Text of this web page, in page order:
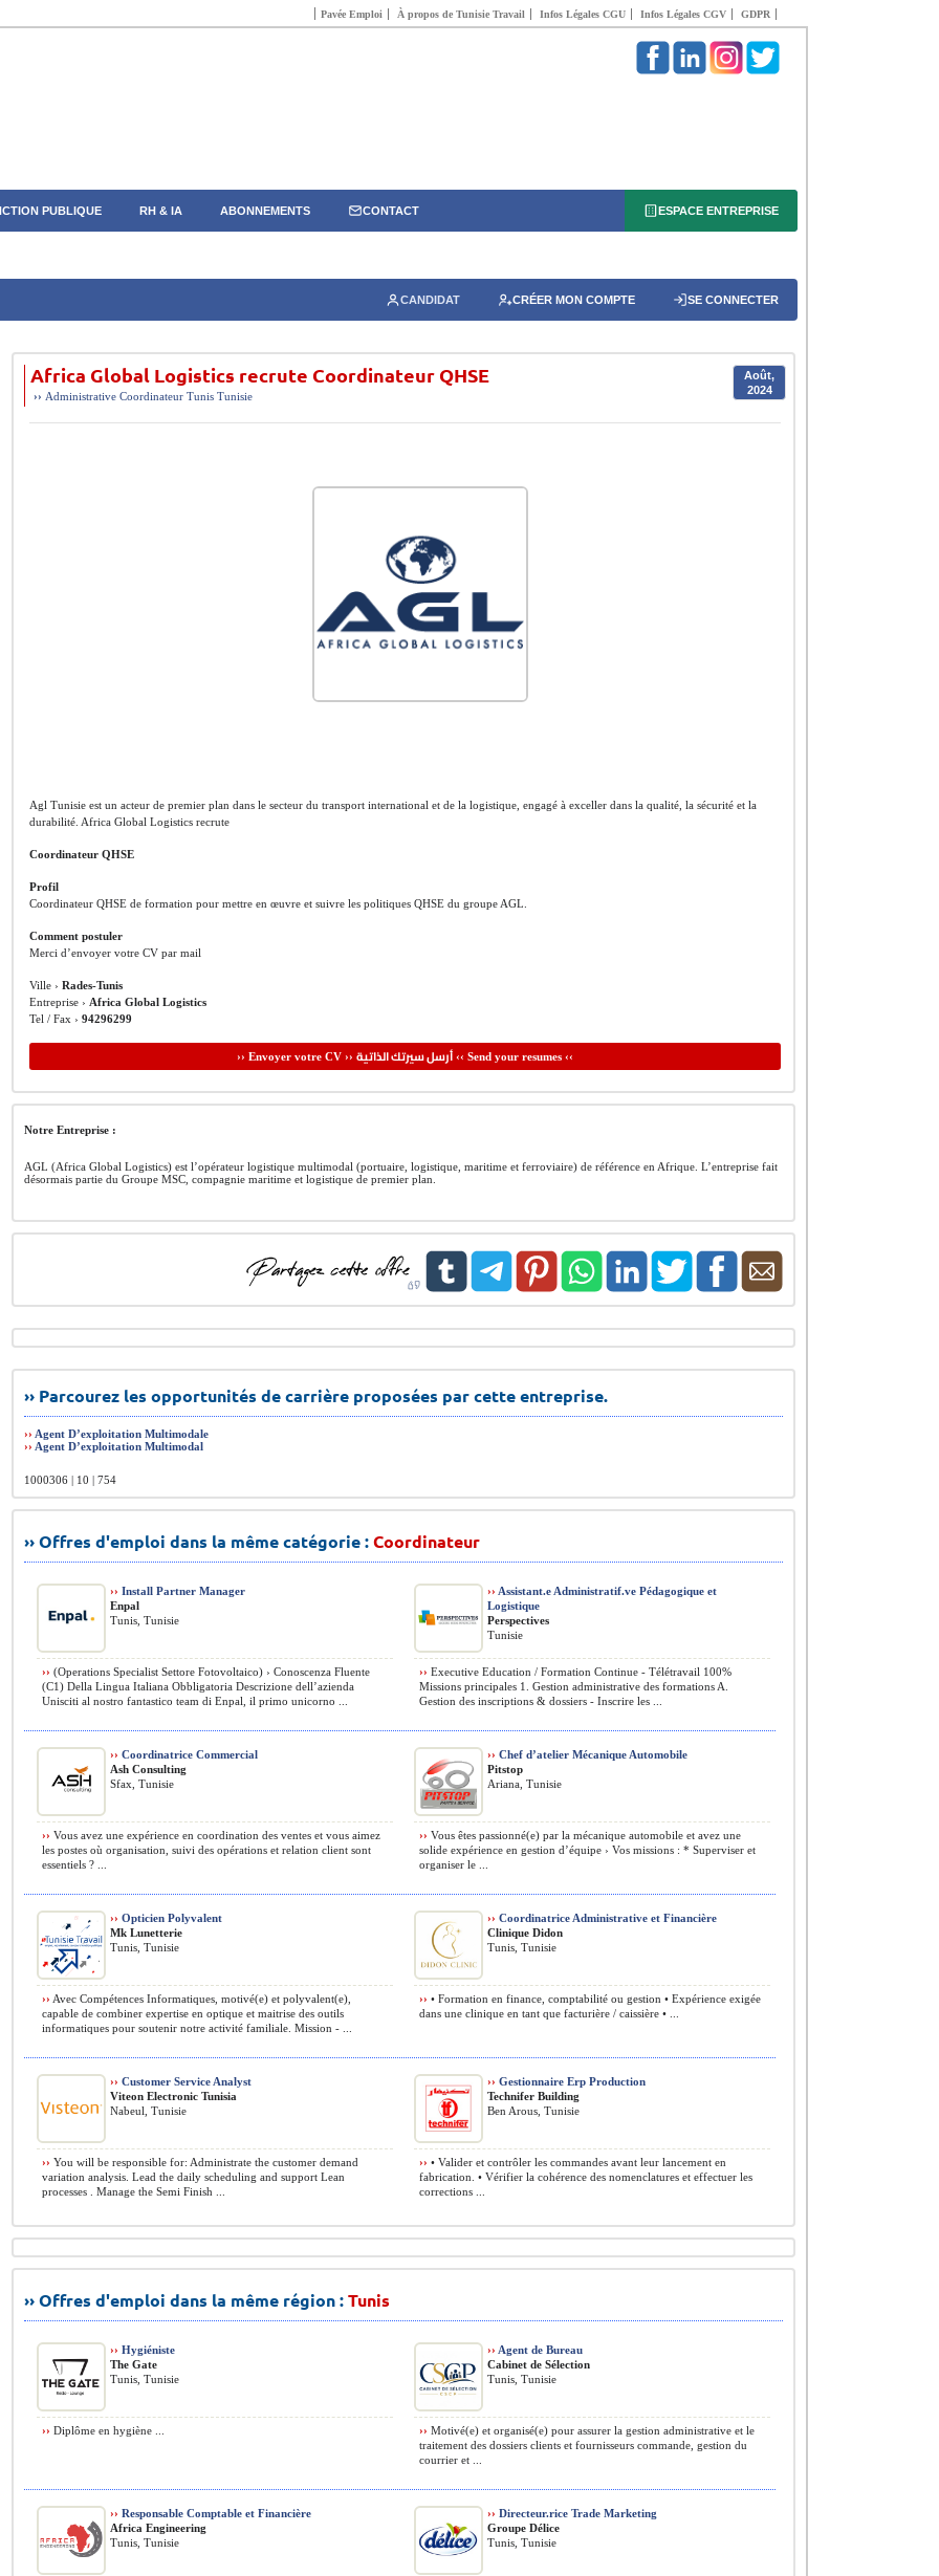
Pavée Emploi À propos de Tunisie Travail Infos Légales CGU Infos Légales CGV GDPR
PUBLIQUE RH & IA ABONNEMENTS CONTACT ESPACE ENTREPRISE
CANDIDAT CRÉER MON COMPTE SE CONNECTER
Africa Global Logistics recrute Coordinateur QHSE
Août,
2024
›› Administrative Coordinateur Tunis Tunisie
Agl Tunisie est un acteur de premier plan dans le secteur du transport international et de la logistique, engagé à exceller dans la qualité, la sécurité et la
durabilité. Africa Global Logistics recrute
Coordinateur QHSE
Profil
Coordinateur QHSE de formation pour mettre en œuvre et suivre les politiques QHSE du groupe AGL.
Comment postuler
Merci d’envoyer votre CV par mail
Ville › Rades-Tunis
Entreprise › Africa Global Logistics
Tel / Fax › 94296299
›› Envoyer votre CV ›› أرسل سيرتك الذاتية‹‹ Send your resumes ‹‹
Notre Entreprise :
AGL (Africa Global Logistics) est l’opérateur logistique multimodal (portuaire, logistique, maritime et ferroviaire) de référence en Afrique. L’entreprise fait
désormais partie du Groupe MSC, compagnie maritime et logistique de premier plan.
›› Parcourez les opportunités de carrière proposées par cette entreprise.
›› Agent D’exploitation Multimodale
›› Agent D’exploitation Multimodal
1000306 | 10 | 754
›› Offres d'emploi dans la même catégorie :Coordinateur
›› Install Partner Manager
Enpal
Tunis, Tunisie
›› (Operations Specialist Settore Fotovoltaico) › Conoscenza Fluente
(C1) Della Lingua Italiana Obbligatoria Descrizione dell’azienda
Unisciti al nostro fantastico team di Enpal, il primo unicorno ...
›› Assistant.e Administratif.ve Pédagogique et
Logistique
Perspectives
Tunisie
›› Executive Education / Formation Continue - Télétravail 100%
Missions principales 1. Gestion administrative des formations A.
Gestion des inscriptions & dossiers - Inscrire les ...
›› Coordinatrice Commercial
Ash Consulting
Sfax, Tunisie
›› Vous avez une expérience en coordination des ventes et vous aimez
les postes où organisation, suivi des opérations et relation client sont
essentiels ? ...
›› Chef d’atelier Mécanique Automobile
Pitstop
Ariana, Tunisie
›› Vous êtes passionné(e) par la mécanique automobile et avez une
solide expérience en gestion d’équipe › Vos missions : * Superviser et
organiser le ...
›› Opticien Polyvalent
Mk Lunetterie
Tunis, Tunisie
›› Avec Compétences Informatiques, motivé(e) et polyvalent(e),
capable de combiner expertise en optique et maitrise des outils
informatiques pour soutenir notre activité familiale. Mission - ...
›› Coordinatrice Administrative et Financière
Clinique Didon
Tunis, Tunisie
›› • Formation en finance, comptabilité ou gestion • Expérience exigée
dans une clinique en tant que facturière / caissière • ...
›› Customer Service Analyst
Viteon Electronic Tunisia
Nabeul, Tunisie
›› You will be responsible for: Administrate the customer demand
variation analysis. Lead the daily scheduling and support Lean
processes . Manage the Semi Finish ...
›› Gestionnaire Erp Production
Technifer Building
Ben Arous, Tunisie
›› • Valider et contrôler les commandes avant leur lancement en
fabrication. • Vérifier la cohérence des nomenclatures et effectuer les
corrections ...
›› Offres d'emploi dans la même région :Tunis
›› Hygiéniste
The Gate
Tunis, Tunisie
›› Diplôme en hygiène ...
›› Agent de Bureau
Cabinet de Sélection
Tunis, Tunisie
›› Motivé(e) et organisé(e) pour assurer la gestion administrative et le
traitement des dossiers clients et fournisseurs commande, gestion du
courrier et ...
›› Responsable Comptable et Financière
Africa Engineering
Tunis, Tunisie
›› Directeur.rice Trade Marketing
Groupe Délice
Tunis, Tunisie